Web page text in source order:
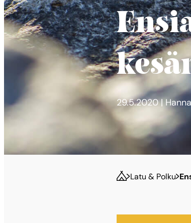
29.5.2020 |
Latu & Polku